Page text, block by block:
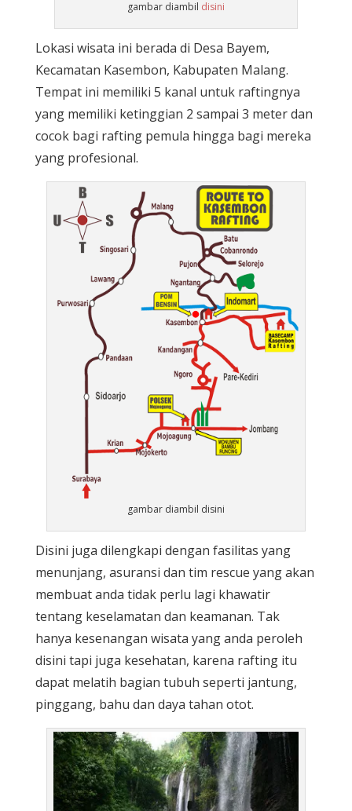
gambar diambil disini
Lokasi wisata ini berada di Desa Bayem,
Kecamatan Kasembon, Kabupaten Malang.
Tempat ini memiliki 5 kanal untuk raftingnya
yang memiliki ketinggian 2 sampai 3 meter dan
cocok bagi rafting pemula hingga bagi mereka
yang profesional.
gambar diambil disini
Disini juga dilengkapi dengan fasilitas yang
menunjang, asuransi dan tim rescue yang akan
membuat anda tidak perlu lagi khawatir
tentang keselamatan dan keamanan. Tak
hanya kesenangan wisata yang anda peroleh
disini tapi juga kesehatan, karena rafting itu
dapat melatih bagian tubuh seperti jantung,
pinggang, bahu dan daya tahan otot.